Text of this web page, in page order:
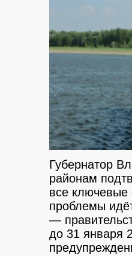
Губернатор
районам
все
проблемы
—
до 31 января